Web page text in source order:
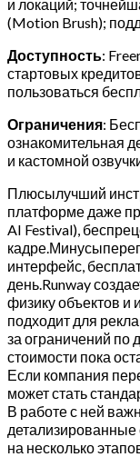
и локаций;
(Motion Brush);
Доступность:
стартовых
пользоваться
Ограничения:
ознакомительная
и кастомной
Плюсылучший
платформе даже
AI Festival),
интерфейс,
день.Runway
физику объектов и
подходит для
за ограничений по
стоимости пока
Если компания
может стать
В работе с ней
на несколько